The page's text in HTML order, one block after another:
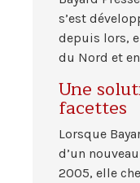
s’est
depuis lors,
du Nord et
Une
facettes
Lorsque
d’un
2005, elle